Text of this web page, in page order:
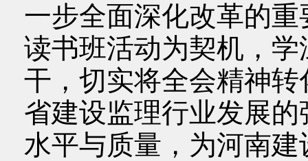
一步全面深化改革的
读书班活动为契机，
干，切实将全会精神
省建设监理行业发展
水平与质量，为河南